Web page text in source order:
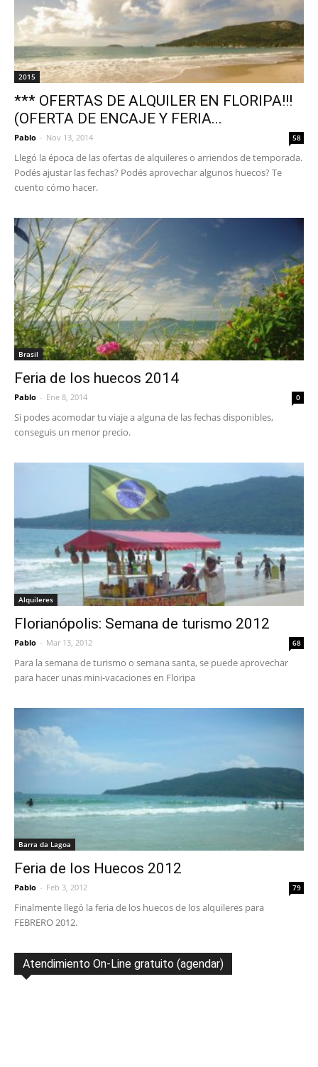
2015
*** OFERTAS DE ALQUILER EN FLORIPA!!!
(OFERTA DE ENCAJE Y FERIA...
Pablo - Nov 13, 2014 58
Llegó la época de las ofertas de alquileres o arriendos de temporada.
Podés ajustar las fechas? Podés aprovechar algunos huecos? Te
cuento cómo hacer.
Brasil
Feria de los huecos 2014
Pablo - Ene 8, 2014 0
Si podes acomodar tu viaje a alguna de las fechas disponibles,
conseguis un menor precio.
Alquileres
Florianópolis: Semana de turismo 2012
Pablo - Mar 13, 2012 68
Para la semana de turismo o semana santa, se puede aprovechar
para hacer unas mini-vacaciones en Floripa
Barra da Lagoa
Feria de los Huecos 2012
Pablo - Feb 3, 2012 79
Finalmente llegó la feria de los huecos de los alquileres para
FEBRERO 2012.
Atendimiento On-Line gratuito (agendar)